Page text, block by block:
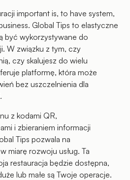
important is, to have system,
Global Tips to elastyczne
być wykorzystywane do
W związku z tym, czy
czy skalujesz do wielu
platformę, która może
bez uszczelnienia dla
z kodami QR,
i zbieraniem informacji
Tips pozwala na
miarę rozwoju usług. Ta
restauracja będzie dostępna,
lub małe są Twoje operacje.